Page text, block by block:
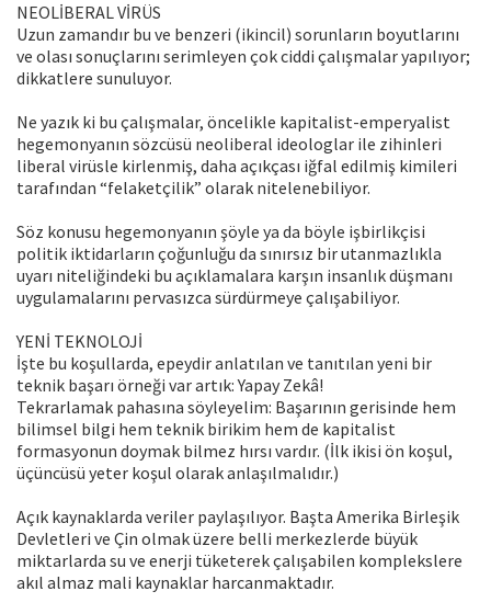
NEOLİBERAL VİRÜS
Uzun zamandır bu ve benzeri (ikincil) sorunların boyutlarını
ve olası sonuçlarını serimleyen çok ciddi çalışmalar yapılıyor;
dikkatlere sunuluyor.
Ne yazık ki bu çalışmalar, öncelikle kapitalist-emperyalist
hegemonyanın sözcüsü neoliberal ideologlar ile zihinleri
liberal virüsle kirlenmiş, daha açıkçası iğfal edilmiş kimileri
tarafından “felaketçilik” olarak nitelenebiliyor.
Söz konusu hegemonyanın şöyle ya da böyle işbirlikçisi
politik iktidarların çoğunluğu da sınırsız bir utanmazlıkla
uyarı niteliğindeki bu açıklamalara karşın insanlık düşmanı
uygulamalarını pervasızca sürdürmeye çalışabiliyor.
YENİ TEKNOLOJİ
İşte bu koşullarda, epeydir anlatılan ve tanıtılan yeni bir
teknik başarı örneği var artık: Yapay Zekâ!
Tekrarlamak pahasına söyleyelim: Başarının gerisinde hem
bilimsel bilgi hem teknik birikim hem de kapitalist
formasyonun doymak bilmez hırsı vardır. (İlk ikisi ön koşul,
üçüncüsü yeter koşul olarak anlaşılmalıdır.)
Açık kaynaklarda veriler paylaşılıyor. Başta Amerika Birleşik
Devletleri ve Çin olmak üzere belli merkezlerde büyük
miktarlarda su ve enerji tüketerek çalışabilen komplekslere
akıl almaz mali kaynaklar harcanmaktadır.